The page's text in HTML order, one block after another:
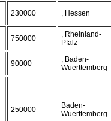
230000 , Hessen
750000
, Rheinland-
Pfalz
90000
, Baden-
Wuerttemberg
250000
Baden-
Wuerttemberg